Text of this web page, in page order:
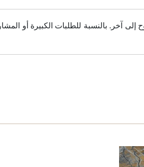
بالنسبة للطلبات الكبيرة أو